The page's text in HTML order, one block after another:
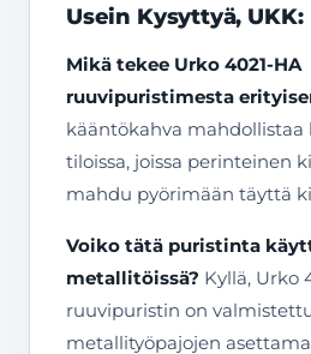
Usein Kysyttyä, UKK:
Mikä tekee Urko 4021-HA
ruuvipuristimesta
kääntökahva mahdollistaa
tiloissa, joissa perinteinen
mahdu pyörimään täyttä
Voiko tätä puristinta
metallitöissä? Kyllä, Urko
ruuvipuristin on
metallityöpajojen